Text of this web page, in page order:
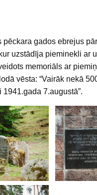
pēckara gados ebrejus
uzstādīja pieminekli ar
memoriāls ar
vēsta: “Vairāk nekā
7.augustā”.